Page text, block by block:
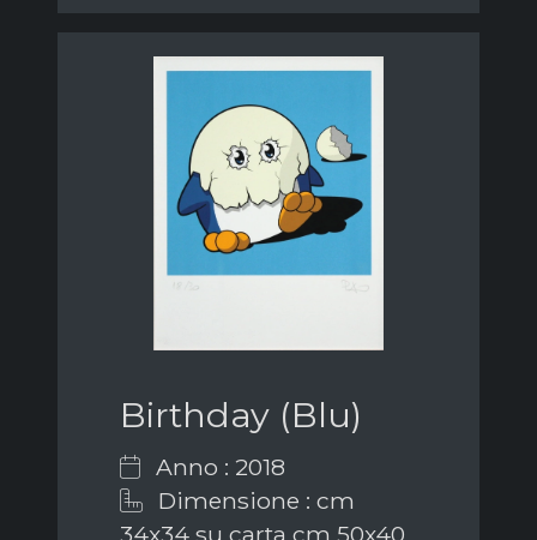
Birthday (Blu)
Anno : 2018
Dimensione : cm